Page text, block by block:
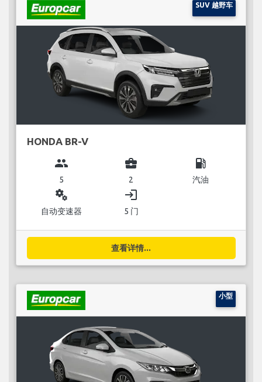
SUV 越野车
HONDA BR-V
group
5
business_center
2
local_gas_station
汽油
miscellaneous_services
自动变速器
login
5 门
查看详情...
小型